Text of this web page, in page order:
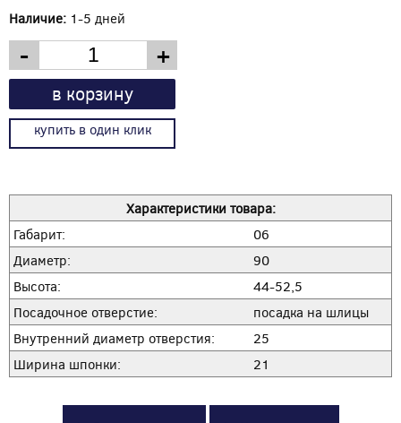
Наличие: 1-5 дней
- +
в корзину
купить в один клик
Характеристики товара:
Габарит:
06
Диаметр:
90
Высота:
44-52,5
Посадочное отверстие:
посадка на шлицы
Внутренний диаметр отверстия:
25
Ширина шпонки:
21